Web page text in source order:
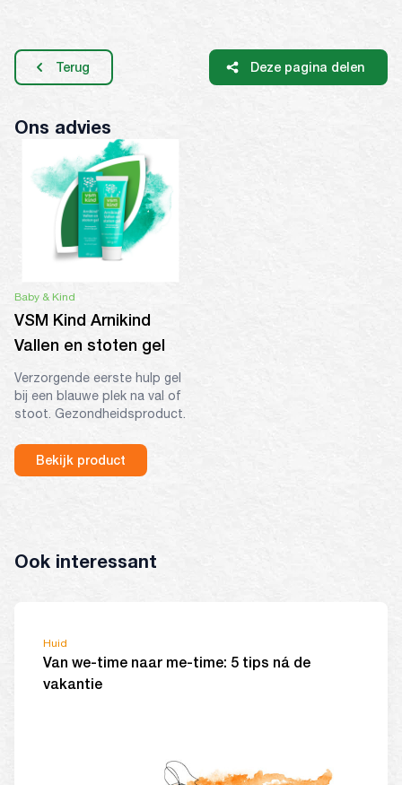
Terug Deze pagina delen
Ons advies
Baby & Kind
VSM Kind Arnikind
Vallen en stoten gel
Verzorgende eerste hulp gel
bij een blauwe plek na val of
stoot. Gezondheidsproduct.
Bekijk product
Ook interessant
Huid
Van we-time naar me-time: 5 tips ná de
vakantie